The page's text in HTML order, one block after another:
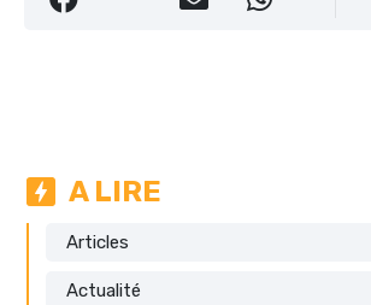
A LIRE
Articles
Actualité